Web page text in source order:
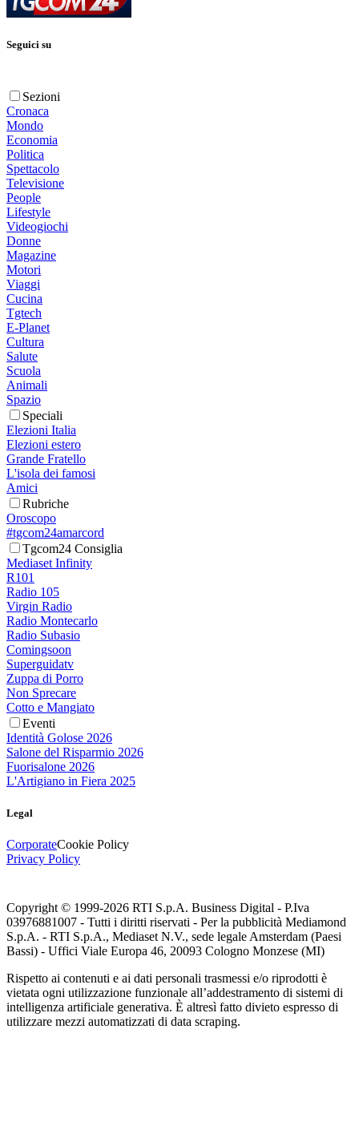
Seguici su
Sezioni
Cronaca
Mondo
Economia
Politica
Spettacolo
Televisione
People
Lifestyle
Videogiochi
Donne
Magazine
Motori
Viaggi
Cucina
Tgtech
E-Planet
Cultura
Salute
Scuola
Animali
Spazio
Speciali
Elezioni Italia
Elezioni estero
Grande Fratello
L'isola dei famosi
Amici
Rubriche
Oroscopo
#tgcom24amarcord
Tgcom24 Consiglia
Mediaset Infinity
R101
Radio 105
Virgin Radio
Radio Montecarlo
Radio Subasio
Comingsoon
Superguidatv
Zuppa di Porro
Non Sprecare
Cotto e Mangiato
Eventi
Identità Golose 2026
Salone del Risparmio 2026
Fuorisalone 2026
L'Artigiano in Fiera 2025
Legal
CorporateCookie Policy
Privacy Policy
Copyright © 1999-2026 RTI S.p.A. Business Digital - P.Iva
03976881007 - Tutti i diritti riservati - Per la pubblicità Mediamond
S.p.A. - RTI S.p.A., Mediaset N.V., sede legale Amsterdam (Paesi
Bassi) - Uffici Viale Europa 46, 20093 Cologno Monzese (MI)
Rispetto ai contenuti e ai dati personali trasmessi e/o riprodotti è
vietata ogni utilizzazione funzionale all’addestramento di sistemi di
intelligenza artificiale generativa. È altresì fatto divieto espresso di
utilizzare mezzi automatizzati di data scraping.